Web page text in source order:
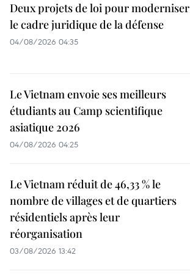
Deux projets de loi pour moderniser
le cadre juridique de la défense
04/08/2026 04:35
Le Vietnam envoie ses meilleurs
étudiants au Camp scientifique
asiatique 2026
04/08/2026 04:25
Le Vietnam réduit de 46,33 % le
nombre de villages et de quartiers
résidentiels après leur
réorganisation
03/08/2026 13:42